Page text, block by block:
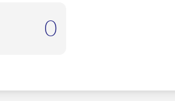
0